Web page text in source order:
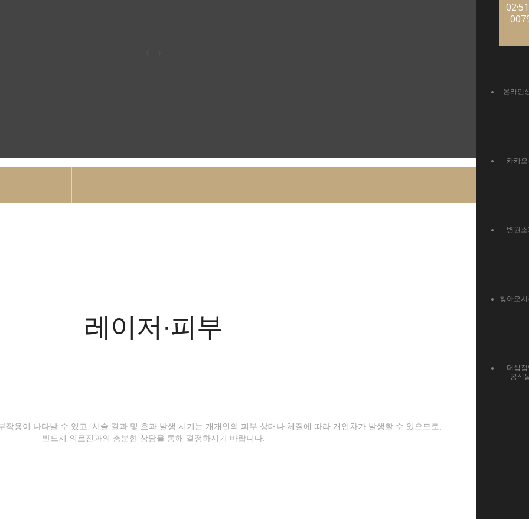
온라인
카카
병원
찾아오
더삼
공식
레이저·피부
작용이 나타날 수 있고, 시술 결과 및 효과 발생 시기는 개개인의 피부 상태나 체질에 따라 개인차가 발생할 수 있으므로,
반드시 의료진과의 충분한 상담을 통해 결정하시기 바랍니다.